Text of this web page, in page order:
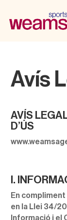
Avís
AVÍS
D’ÚS
I.
En
en la Llei 34/
Informació i el